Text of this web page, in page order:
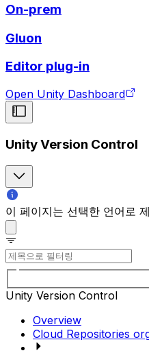
On-prem
Gluon
Editor plug-in
Open Unity Dashboard
Unity Version Control
이 페이지는 선택한 언어로
Unity Version Control
Overview
Cloud Repositories